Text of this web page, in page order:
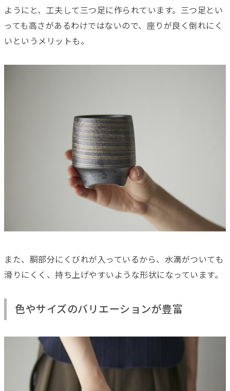
ようにと、工夫して三つ足に作られています。三つ足とい
っても高さがあるわけではないので、座りが良く倒れにく
いというメリットも。
また、胴部分にくびれが入っているから、水滴がついても
滑りにくく、持ち上げやすいような形状になっています。
色やサイズのバリエーションが豊富